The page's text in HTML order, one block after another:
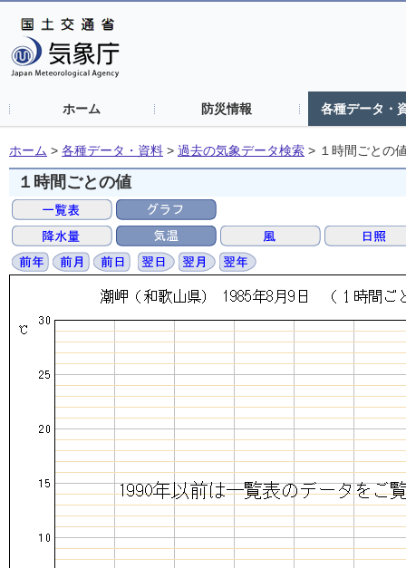
ホーム 防災情報 各種データ・
ホーム > 各種データ・資料 > 過去の気象データ検索 > １時間ごとの
１時間ごとの値